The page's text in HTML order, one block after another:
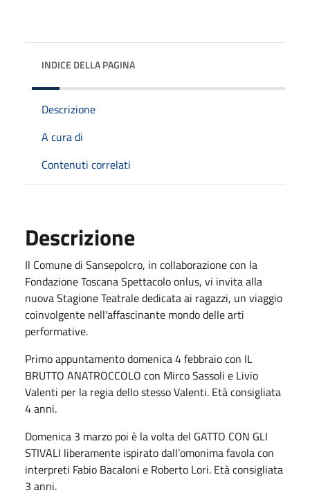
INDICE DELLA PAGINA
Descrizione
A cura di
Contenuti correlati
Descrizione
Il Comune di Sansepolcro, in collaborazione con la
Fondazione Toscana Spettacolo onlus, vi invita alla
nuova Stagione Teatrale dedicata ai ragazzi, un viaggio
coinvolgente nell'affascinante mondo delle arti
performative.
Primo appuntamento domenica 4 febbraio con IL
BRUTTO ANATROCCOLO con Mirco Sassoli e Livio
Valenti per la regia dello stesso Valenti. Età consigliata
4 anni.
Domenica 3 marzo poi è la volta del GATTO CON GLI
STIVALI liberamente ispirato dall’omonima favola con
interpreti Fabio Bacaloni e Roberto Lori. Età consigliata
3 anni.